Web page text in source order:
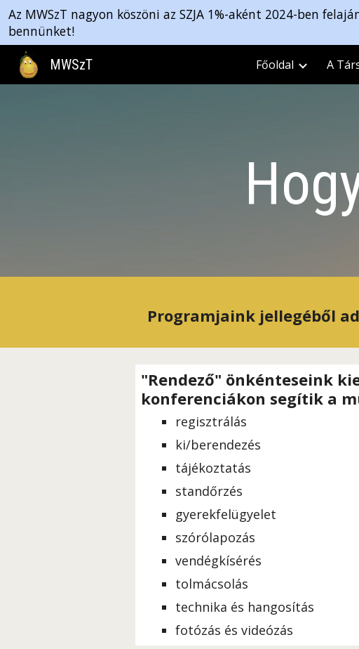
Skip to
Az MWSzT nagyon köszöni az SZJA 1%-aként 2024-ben
bennünket!
MWSzT Főoldal A
Programjaink jellegéből
"Rendező" önkénteseink
konferenciákon segítik a
regisztrálás
ki/berendezés
tájékoztatás
standőrzés
gyerekfelügyelet
szórólapozás
vendégkísérés
tolmácsolás
technika és hangosítás
fotózás és videózás